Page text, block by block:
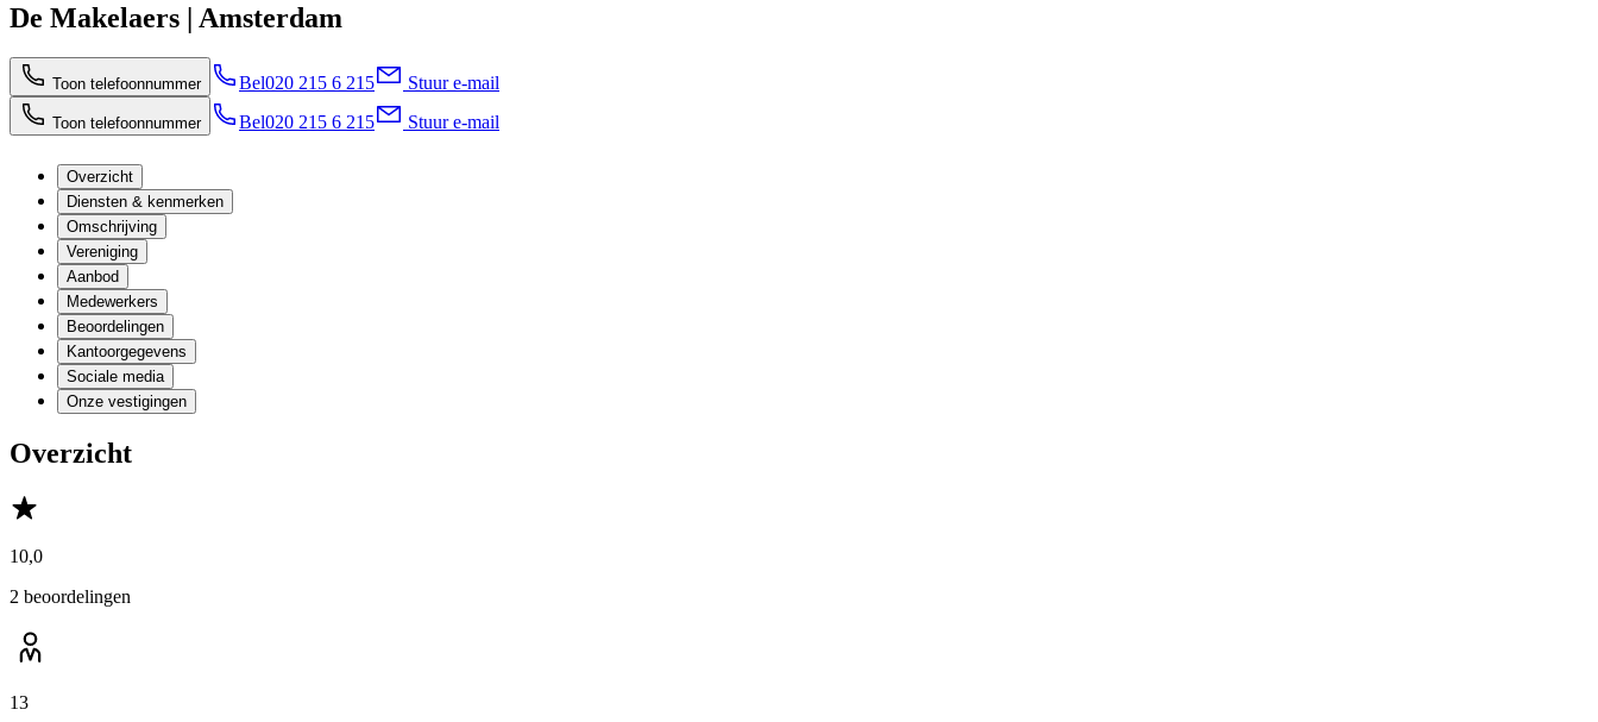
De Makelaers | Amsterdam
Toon telefoonnummer Bel020 215 6 215 Stuur e-mail
Toon telefoonnummer Bel020 215 6 215 Stuur e-mail
Overzicht
Diensten & kenmerken
Omschrijving
Vereniging
Aanbod
Medewerkers
Beoordelingen
Kantoorgegevens
Sociale media
Onze vestigingen
Overzicht
10,0
2 beoordelingen
13